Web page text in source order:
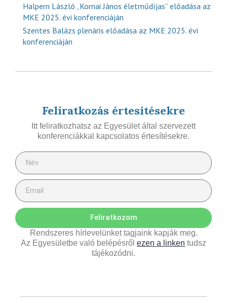
Halpern László „Kornai János életműdíjas” előadása az
MKE 2025. évi konferenciáján
Szentes Balázs plenáris előadása az MKE 2025. évi
konferenciáján
Feliratkozás értesítésekre
Itt feliratkozhatsz az Egyesület által szervezett
konferenciákkal kapcsolatos értesítésekre.
Feliratkozom
Rendszeres hírlevelünket tagjaink kapják meg.
Az Egyesületbe való belépésről ezen a linken tudsz
tájékozódni.